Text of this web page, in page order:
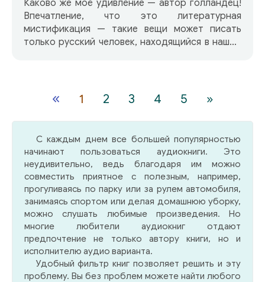
Каково же моё удивление — автор голландец!
Впечатление, что это литературная
мистификация — такие вещи может писать
только русский человек, находящийся в нашем
«теллеги», пародируя «Ёжика в тумане» —
книгу саму по себе весьма дзенскую и
мистичную. Здесь же эти черты доведены до
состояния совсем уже выпукло-абсурдного и
откровенно пренебрегают рельностью, силой
тяготения и физическими размерами
персонажей. Автор «живет в Амстердаме, а
сказки его соответственно голландские. Тоон
Теллеген — врач и в этом качестве работал
три года в Кении, а теперь вот практикует в
столице Нидерландов. А еще он, оказывается,
поэт. И его сказки про животных любят как
взрослые, так и дети.»
« 1 2 3 4 5 »
С каждым днем все большей популярностью
начинают пользоваться аудиокниги. Это
неудивительно, ведь благодаря им можно
совместить приятное с полезным, например,
прогуливаясь по парку или за рулем автомобиля,
занимаясь спортом или делая домашнюю уборку,
можно слушать любимые произведения. Но
многие любители аудиокниг отдают
предпочтение не только автору книги, но и
исполнителю аудио варианта.
Удобный фильтр книг позволяет решить и эту
проблему. Вы без проблем можете найти любого